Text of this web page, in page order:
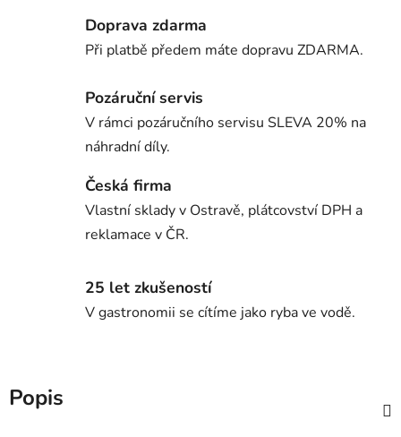
Doprava zdarma
Při platbě předem máte dopravu ZDARMA.
Pozáruční servis
V rámci pozáručního servisu SLEVA 20% na
náhradní díly.
Česká firma
Vlastní sklady v Ostravě, plátcovství DPH a
reklamace v ČR.
25 let zkušeností
V gastronomii se cítíme jako ryba ve vodě.
Popis